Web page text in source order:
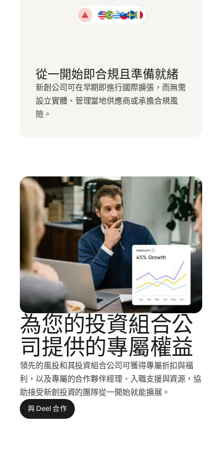
從一開始即合規且準備就緒
新創公司可在早期即進行國際擴張，而無需
設立實體、管理當地供應商或承擔合規風
險。
為您的投資組合公
司提供的專屬權益
領先的風投和其投資組合公司可獲得專屬折扣與福
利，以及專屬的合作夥伴經理、入職支援與資源，協
助接受新創投資的團隊從一開始就能擴展。
與 Deel 合作